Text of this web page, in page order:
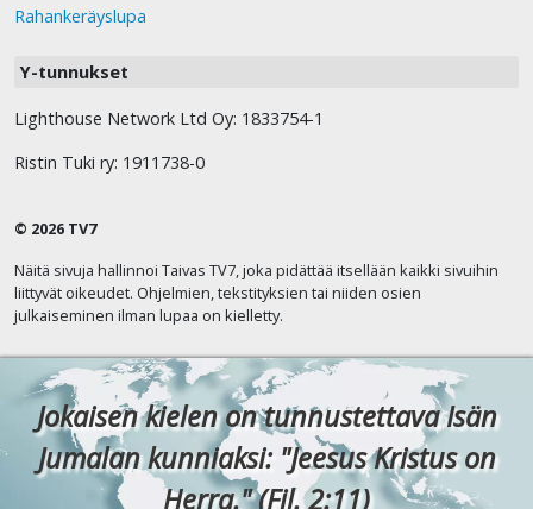
Rahankeräyslupa
Y-tunnukset
Lighthouse Network Ltd Oy: 1833754-1
Ristin Tuki ry: 1911738-0
© 2026 TV7
Näitä sivuja hallinnoi Taivas TV7, joka pidättää itsellään kaikki sivuihin
liittyvät oikeudet. Ohjelmien, tekstityksien tai niiden osien
julkaiseminen ilman lupaa on kielletty.
Jokaisen kielen on tunnustettava Isän
Jumalan kunniaksi: "Jeesus Kristus on
Herra." (Fil. 2:11)